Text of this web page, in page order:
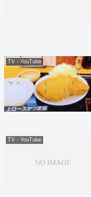
TV・YouTube
TV・YouTube